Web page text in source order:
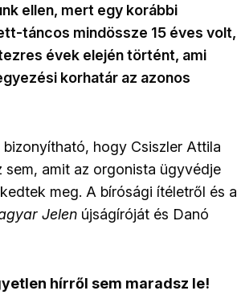
ellen, mert egy korábbi
táncos mindössze 15 éves volt,
évek elején történt, ami
korhatár az azonos
hogy Csiszler Attila
sem, amit az orgonista ügyvédje
meg. A bírósági ítéletről és a
Jelen újságíróját és Danó
hírről sem maradsz le!